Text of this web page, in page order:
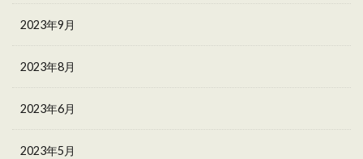
2023年9月
2023年8月
2023年6月
2023年5月